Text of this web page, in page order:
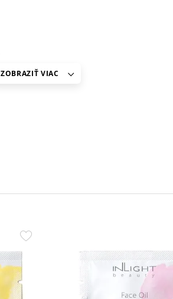
ZOBRAZIŤ VIAC
Přidat
do
oblíbených